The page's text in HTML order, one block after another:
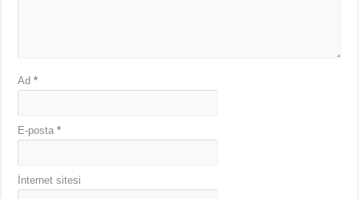
Ad*
E-posta*
İnternet sitesi